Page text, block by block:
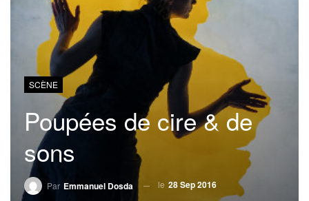
SCÈNE
Poupées de cire & de
sons
Par Emmanuel Dosda le 28 Sep 2016